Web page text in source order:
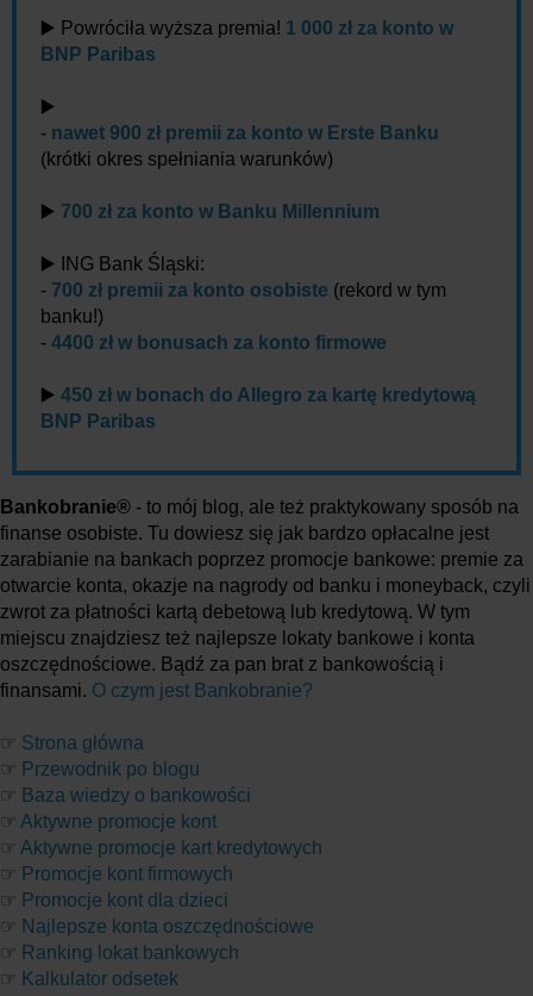
▶️ Powróciła wyższa premia! 1 000 zł za konto w
BNP Paribas
▶️
- nawet 900 zł premii za konto w Erste Banku
(krótki okres spełniania warunków)
▶️ 700 zł za konto w Banku Millennium
▶️ ING Bank Śląski:
- 700 zł premii za konto osobiste (rekord w tym
banku!)
- 4400 zł w bonusach za konto firmowe
▶️ 450 zł w bonach do Allegro za kartę kredytową
BNP Paribas
Bankobranie® - to mój blog, ale też praktykowany sposób na
finanse osobiste. Tu dowiesz się jak bardzo opłacalne jest
zarabianie na bankach poprzez promocje bankowe: premie za
otwarcie konta, okazje na nagrody od banku i moneyback, czyli
zwrot za płatności kartą debetową lub kredytową. W tym
miejscu znajdziesz też najlepsze lokaty bankowe i konta
oszczędnościowe. Bądź za pan brat z bankowością i
finansami. O czym jest Bankobranie?
☞ Strona główna
☞ Przewodnik po blogu
☞ Baza wiedzy o bankowości
☞ Aktywne promocje kont
☞ Aktywne promocje kart kredytowych
☞ Promocje kont firmowych
☞ Promocje kont dla dzieci
☞ Najlepsze konta oszczędnościowe
☞ Ranking lokat bankowych
☞ Kalkulator odsetek